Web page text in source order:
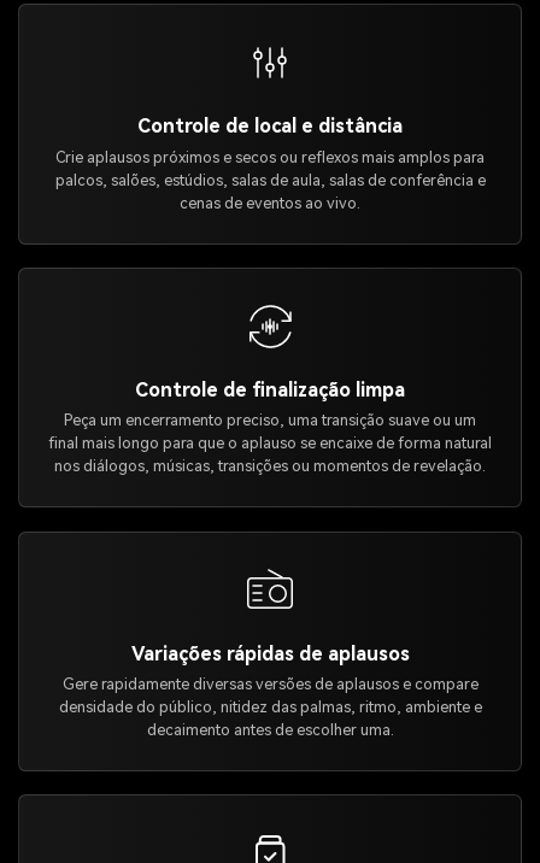
Controle de local e distância
Crie aplausos próximos e secos ou reflexos mais amplos para
palcos, salões, estúdios, salas de aula, salas de conferência e
cenas de eventos ao vivo.
Controle de finalização limpa
Peça um encerramento preciso, uma transição suave ou um
final mais longo para que o aplauso se encaixe de forma natural
nos diálogos, músicas, transições ou momentos de revelação.
Variações rápidas de aplausos
Gere rapidamente diversas versões de aplausos e compare
densidade do público, nitidez das palmas, ritmo, ambiente e
decaimento antes de escolher uma.